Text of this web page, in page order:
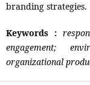
branding strategies.
Keywords :
engagement;
organizational